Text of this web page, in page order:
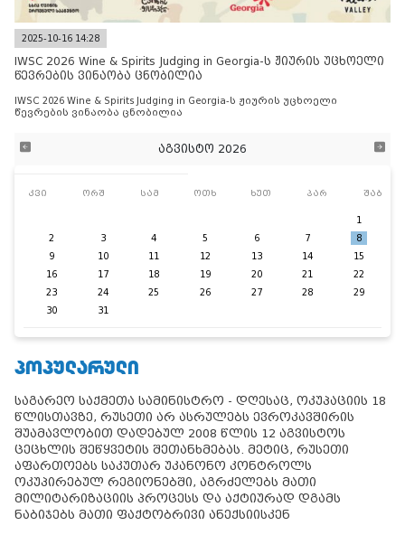
2025-10-16 14:28
IWSC 2026 Wine & Spirits Judging in Georgia-ს ჟიურის უცხოელი
წევრების ვინაობა ცნობილია
IWSC 2026 Wine & Spirits Judging in Georgia-ს ჟიურის უცხოელი
წევრების ვინაობა ცნობილია
აგვისტო 2026
კვი ორშ სამ ოთხ ხუთ პარ შაბ
1
2
3 4 5 6 7
8
9
10 11 12 13 14
15
16
17 18 19 20 21
22
23
24 25 26 27 28
29
30
31
ᲞᲝᲞᲣᲚᲐᲠᲣᲚᲘ
საგარეო საქმეთა სამინისტრო - დღესაც, ოკუპაციის 18
წლისთავზე, რუსეთი არ ასრულებს ევროკავშირის
შუამავლობით დადებულ 2008 წლის 12 აგვისტოს
ცეცხლის შეწყვეტის შეთანხმებას. მეტიც, რუსეთი
აფართოებს საკუთარ უკანონო კონტროლს
ოკუპირებულ რეგიონებში, აგრძელებს მათი
მილიტარიზაციის პროცესს და აქტიურად დგამს
ნაბიჯებს მათი ფაქტობრივი ანექსიისკენ